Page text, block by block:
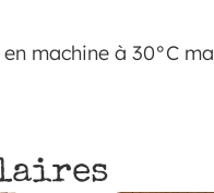
machine à 30°C